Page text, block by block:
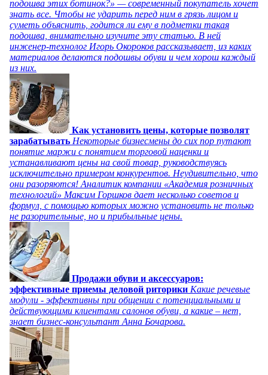
подошва этих ботинок?» — современный покупатель хочет
знать все. Чтобы не ударить перед ним в грязь лицом и
суметь объяснить, годится ли ему в подметки такая
подошва, внимательно изучите эту статью. В ней
инженер-технолог Игорь Окороков рассказывает, из каких
материалов делаются подошвы обуви и чем хорош каждый
из них.
Как установить цены, которые позволят
зарабатывать Некоторые бизнесмены до сих пор путают
понятие маржи с понятием торговой наценки и
устанавливают цены на свой товар, руководствуясь
исключительно примером конкурентов. Неудивительно, что
они разоряются! Аналитик компании «Академия розничных
технологий» Максим Горшков дает несколько советов и
формул, с помощью которых можно установить не только
не разорительные, но и прибыльные цены.
Продажи обуви и аксессуаров:
эффективные приемы деловой риторики Какие речевые
модули - эффективны при общении с потенциальными и
действующими клиентами салонов обуви, а какие – нет,
знает бизнес-консультант Анна Бочарова.